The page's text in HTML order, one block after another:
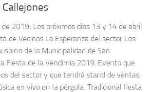
de 2019; Los próximos días 13 y 14 de abril
de Vecinos La Esperanza del sector Los
de la Municipalidad de San
Fiesta de la Vendimia 2019. Evento que
del sector y que tendrá stand de ventas,
en vivo en la pérgola. Tradicional fiesta